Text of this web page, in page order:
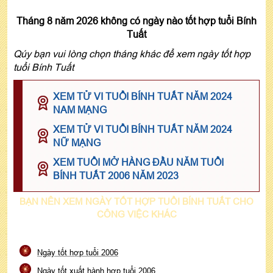
Tháng 8 năm 2026 không có ngày nào tốt hợp tuổi Bính
Tuất
Qúy bạn vui lòng chọn tháng khác để xem ngày tốt hợp
tuổi Bính Tuất
XEM TỬ VI TUỔI BÍNH TUẤT NĂM 2024
NAM MẠNG
XEM TỬ VI TUỔI BÍNH TUẤT NĂM 2024
NỮ MẠNG
XEM TUỔI MỞ HÀNG ĐẦU NĂM TUỔI
BÍNH TUẤT 2006 NĂM 2023
BẠN NÊN XEM NGÀY TỐT HỢP TUỔI BÍNH TUẤT CHO
CÔNG VIỆC KHÁC
Ngày tốt hợp tuổi 2006
Ngày tốt xuất hành hợp tuổi 2006